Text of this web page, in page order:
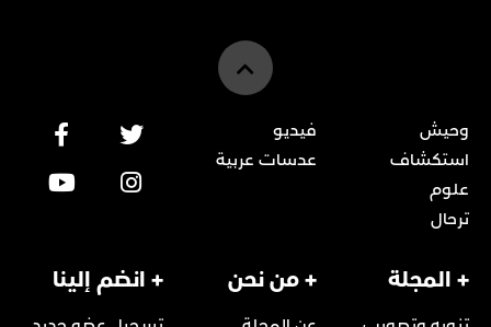
وحيش
استكشاف
علوم
ترحال
فيديو
عدسات عربية
+ المجلة + من نحن + انضم إلينا